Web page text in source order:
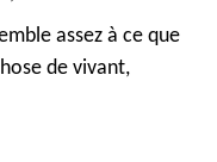
assez à ce que
de vivant,